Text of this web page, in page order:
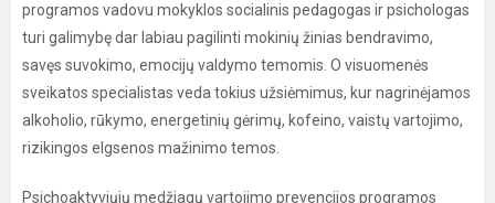
programos vadovu mokyklos socialinis pedagogas ir psichologas
turi galimybę dar labiau pagilinti mokinių žinias bendravimo,
savęs suvokimo, emocijų valdymo temomis. O visuomenės
sveikatos specialistas veda tokius užsiėmimus, kur nagrinėjamos
alkoholio, rūkymo, energetinių gėrimų, kofeino, vaistų vartojimo,
rizikingos elgsenos mažinimo temos.
Psichoaktyviųjų medžiagų vartojimo prevencijos programos